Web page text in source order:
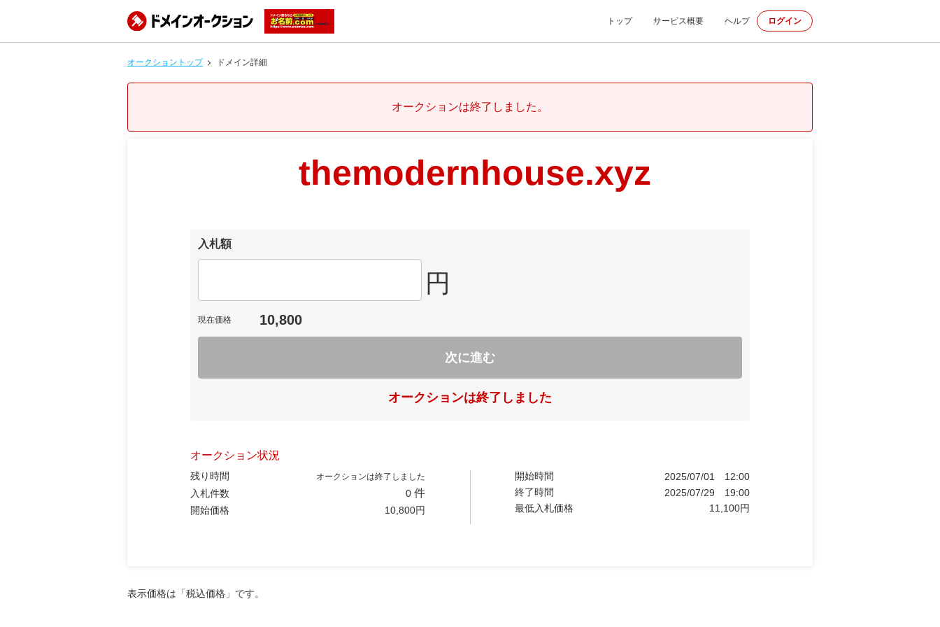
トップ サービス概要 ヘルプ ログイン
オークショントップ ドメイン詳細
オークションは終了しました。
themodernhouse.xyz
入札額
円
現在価格 10,800
次に進む
オークションは終了しました
オークション状況
残り時間 オークションは終了しました
入札件数 0 件
開始価格 10,800円
開始時間 2025/07/01
12:00
終了時間
2025/07/29
19:00
最低入札価格
11,100円
表示価格は「税込価格」です。